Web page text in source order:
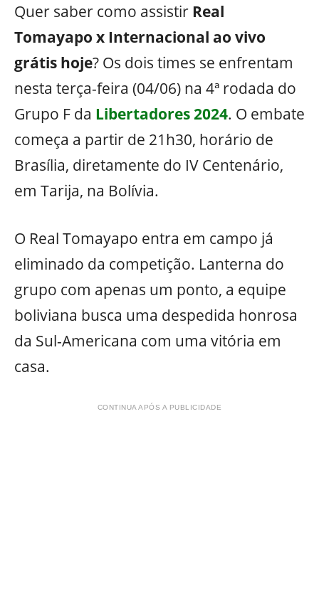
Quer saber como assistir Real
Tomayapo x Internacional ao vivo
grátis hoje? Os dois times se enfrentam
nesta terça-feira (04/06) na 4ª rodada do
Grupo F da Libertadores 2024. O embate
começa a partir de 21h30, horário de
Brasília, diretamente do IV Centenário,
em Tarija, na Bolívia.
O Real Tomayapo entra em campo já
eliminado da competição. Lanterna do
grupo com apenas um ponto, a equipe
boliviana busca uma despedida honrosa
da Sul-Americana com uma vitória em
casa.
CONTINUA APÓS A PUBLICIDADE